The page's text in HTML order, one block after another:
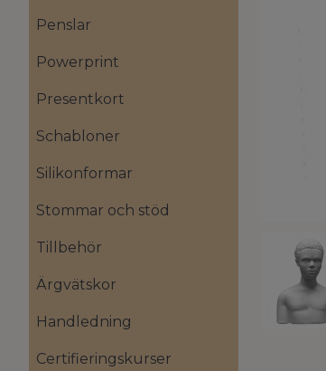
Penslar
Powerprint
Presentkort
Schabloner
Silikonformar
Stommar och stöd
Tillbehör
Ärgvätskor
Handledning
Certifieringskurser